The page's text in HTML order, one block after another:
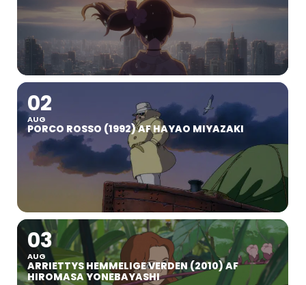
02
AUG
PORCO ROSSO (1992) AF HAYAO MIYAZAKI
03
AUG
ARRIETTYS HEMMELIGE VERDEN (2010) AF
HIROMASA YONEBAYASHI